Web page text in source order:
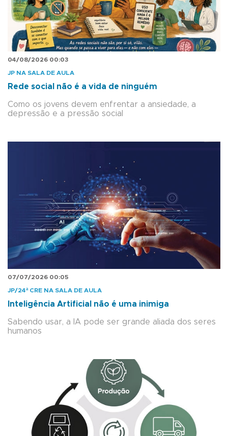
04/08/2026 00:03
JP NA SALA DE AULA
Rede social não é a vida de ninguém
Como os jovens devem enfrentar a ansiedade, a
depressão e a pressão social
07/07/2026 00:05
JP/24ª CRE NA SALA DE AULA
Inteligência Artificial não é uma inimiga
Sabendo usar, a IA pode ser grande aliada dos seres
humanos